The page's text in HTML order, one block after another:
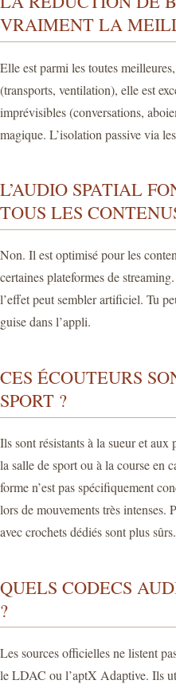
VRAIMENT LA
Elle est parmi les toutes
(transports, ventilation), elle est
imprévisibles (conversations,
magique. L’isolation passive via
L’AUDIO SPATIAL
TOUS LES
Non. Il est optimisé pour les
certaines plateformes de
l’effet peut sembler artificiel. Tu
guise dans l’appli.
CES ÉCOUTEURS
SPORT ?
Ils sont résistants à la sueur et
la salle de sport ou à la course en
forme n’est pas spécifiquement
lors de mouvements très intenses.
avec crochets dédiés sont plus sûrs.
QUELS CODECS
?
Les sources officielles ne listent
le LDAC ou l’aptX Adaptive. Ils